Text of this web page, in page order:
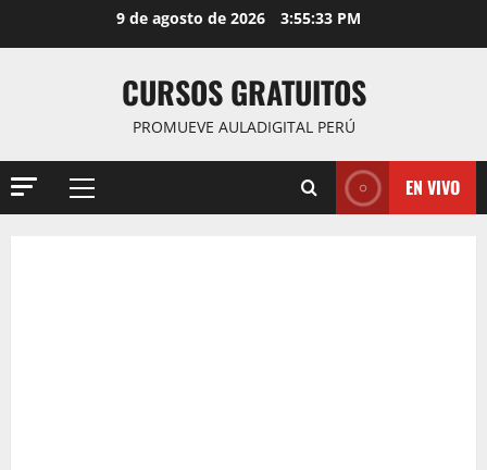
9 de agosto de 2026 3:55:35 PM
CURSOS GRATUITOS
PROMUEVE AULADIGITAL PERÚ
Menú
EN VIVO